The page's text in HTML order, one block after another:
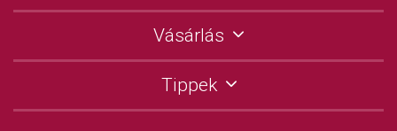
Vásárlás
Tippek